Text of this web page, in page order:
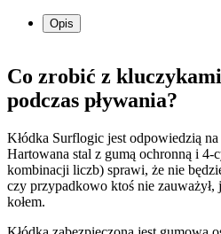
Opis
Co zrobić z
podczas pływania?
Kłódka Surflogic jest odpowiedzią
Hartowana stal z gumą ochronną i
kombinacji liczb) sprawi, że nie
czy przypadkowo ktoś nie
kołem.